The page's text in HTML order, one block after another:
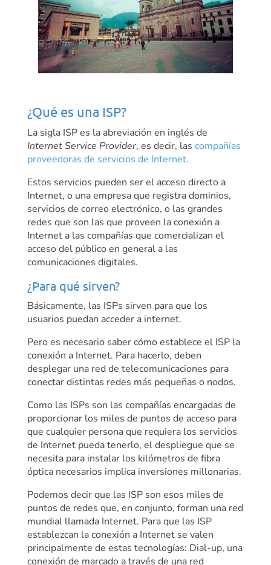
¿Qué es una ISP?
La sigla ISP es la abreviación en inglés de
Internet Service Provider, es decir, las compañías
proveedoras de servicios de Internet.
Estos servicios pueden ser el acceso directo a
Internet, o una empresa que registra dominios,
servicios de correo electrónico, o las grandes
redes que son las que proveen la conexión a
Internet a las compañías que comercializan el
acceso del público en general a las
comunicaciones digitales.
¿Para qué sirven?
Básicamente, las ISPs sirven para que los
usuarios puedan acceder a internet.
Pero es necesario saber cómo establece el ISP la
conexión a Internet. Para hacerlo, deben
desplegar una red de telecomunicaciones para
conectar distintas redes más pequeñas o nodos.
Como las ISPs son las compañías encargadas de
proporcionar los miles de puntos de acceso para
que cualquier persona que requiera los servicios
de Internet pueda tenerlo, el despliegue que se
necesita para instalar los kilómetros de fibra
óptica necesarios implica inversiones millonarias.
Podemos decir que las ISP son esos miles de
puntos de redes que, en conjunto, forman una red
mundial llamada Internet. Para que las ISP
establezcan la conexión a Internet se valen
principalmente de estas tecnologías: Dial-up, una
conexión de marcado a través de una red